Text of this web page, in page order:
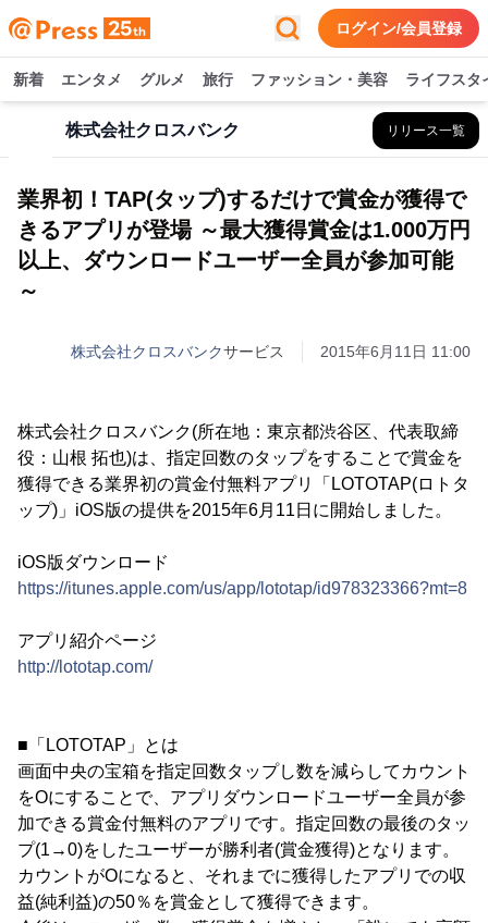
ログイン/会員登録
新着 エンタメ グルメ 旅行 ファッション・美容 ライフスタ
株式会社クロスバンク リリース一覧
業界初！TAP(タップ)するだけで賞金が獲得で
きるアプリが登場 ～最大獲得賞金は1.000万円
以上、ダウンロードユーザー全員が参加可能
～
株式会社クロスバンクサービス 2015年6月11日 11:00
株式会社クロスバンク(所在地：東京都渋谷区、代表取締
役：山根 拓也)は、指定回数のタップをすることで賞金を
獲得できる業界初の賞金付無料アプリ「LOTOTAP(ロトタ
ップ)」iOS版の提供を2015年6月11日に開始しました。
iOS版ダウンロード
https://itunes.apple.com/us/app/lototap/id978323366?mt=8
アプリ紹介ページ
http://lototap.com/
■「LOTOTAP」とは
画面中央の宝箱を指定回数タップし数を減らしてカウント
をOにすることで、アプリダウンロードユーザー全員が参
加できる賞金付無料のアプリです。指定回数の最後のタッ
プ(1→0)をしたユーザーが勝利者(賞金獲得)となります。
カウントがOになると、それまでに獲得したアプリでの収
益(純利益)の50％を賞金として獲得できます。